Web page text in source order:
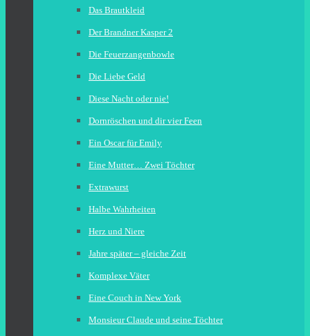
Das Brautkleid
Der Brandner Kasper 2
Die Feuerzangenbowle
Die Liebe Geld
Diese Nacht oder nie!
Dornröschen und dir vier Feen
Ein Oscar für Emily
Eine Mutter… Zwei Töchter
Extrawurst
Halbe Wahrheiten
Herz und Niere
Jahre später – gleiche Zeit
Komplexe Väter
Eine Couch in New York
Monsieur Claude und seine Töchter